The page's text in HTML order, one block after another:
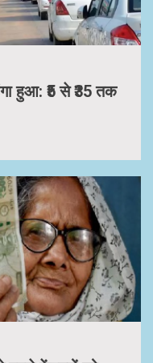
हुआ: ₹5 से ₹35 तक